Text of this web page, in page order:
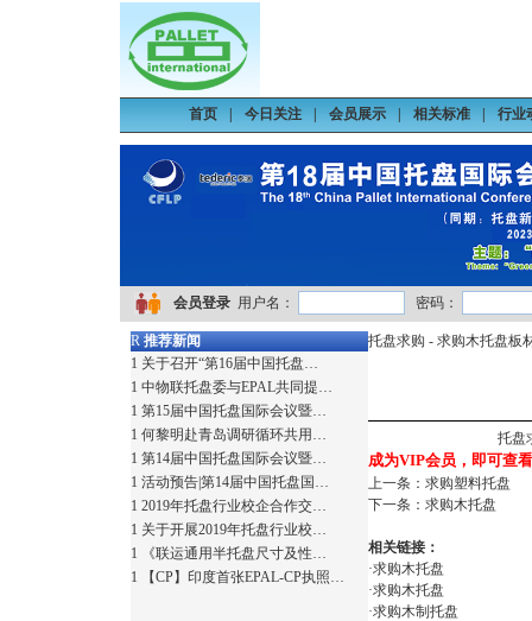
首页 今日关注 会员展示 相关标准 行业
会员登录 用户名： 密码：
R推荐新闻
1 关于召开“第16届中国托盘…
1 中物联托盘委与EPAL共同提…
1 第15届中国托盘国际会议暨…
1 何黎明赴青岛调研循环共用…
1 第14届中国托盘国际会议暨…
1 活动预告|第14届中国托盘国…
1 2019年托盘行业校企合作交…
1 关于开展2019年托盘行业校…
1
《联运通用半托盘尺寸及性…
1
【CP】印度首张EPAL-CP执照…
托盘求购 - 求购木托盘板
托
成为VIP会员，即可查
上一条： 求购塑料托盘
下一条： 求购木托盘
相关链接：
·求购木托盘
·求购木托盘
·求购木制托盘